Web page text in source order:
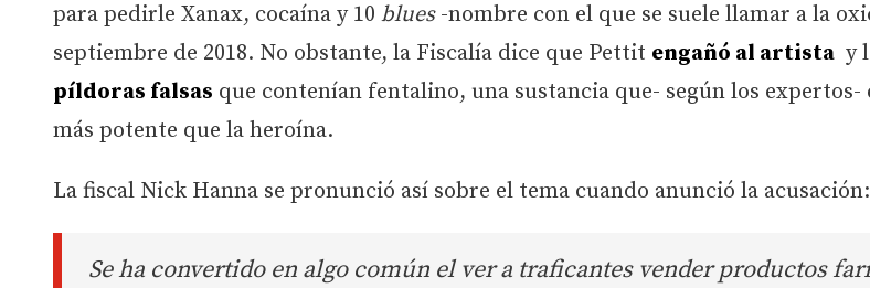
para pedirle Xanax, cocaína y 10 blues-nombre con el que se suele llamar a la
septiembre de 2018. No obstante, la Fiscalía dice que Pettit engañó al artista y
píldoras falsas que contenían fentalino, una sustancia que- según los expertos-
más potente que la heroína.
La fiscal Nick Hanna se pronunció así sobre el tema cuando anunció la acusación:
Se ha convertido en algo común el ver a traficantes vender productos